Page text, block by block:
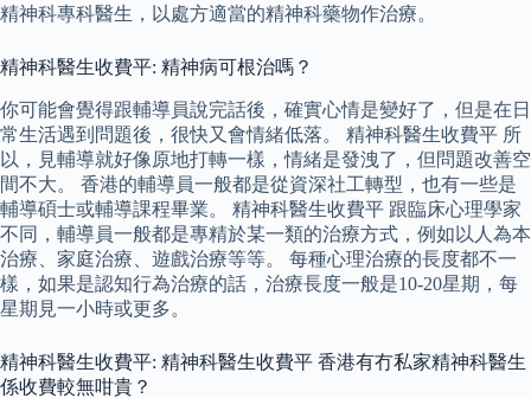
精神科專科醫生，以處方適當的精神科藥物作治療。
精神科醫生收費平: 精神病可根治嗎？
你可能會覺得跟輔導員說完話後，確實心情是變好了，但是在日
常生活遇到問題後，很快又會情緒低落。 精神科醫生收費平 所
以，見輔導就好像原地打轉一樣，情緒是發洩了，但問題改善空
間不大。 香港的輔導員一般都是從資深社工轉型，也有一些是
輔導碩士或輔導課程畢業。 精神科醫生收費平 跟臨床心理學家
不同，輔導員一般都是專精於某一類的治療方式，例如以人為本
治療、家庭治療、遊戲治療等等。 每種心理治療的長度都不一
樣，如果是認知行為治療的話，治療長度一般是10-20星期，每
星期見一小時或更多。
精神科醫生收費平: 精神科醫生收費平 香港有冇私家精神科醫生
係收費較無咁貴？